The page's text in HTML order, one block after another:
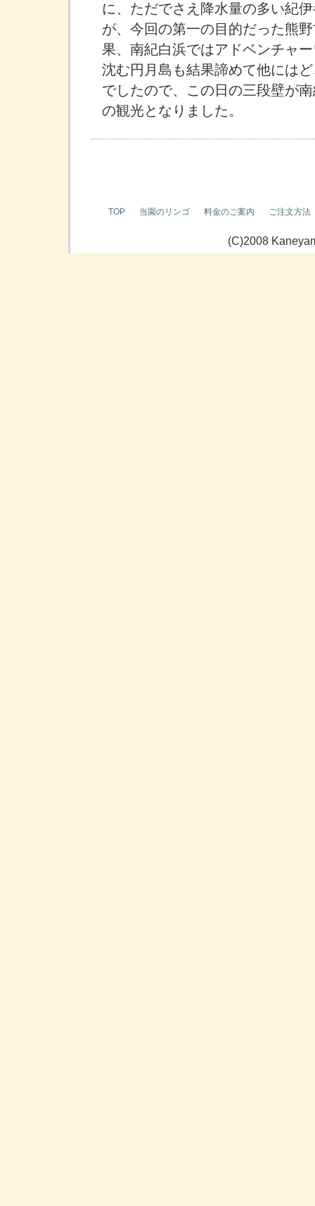
に、ただでさえ降水量の多い紀
が、今回の第一の目的だった熊
果、南紀白浜ではアドベンチャ
沈む円月島も結果諦めて他には
でしたので、この日の三段壁が
の観光となりました。
TOP 当園のリンゴ 料金のご案内 ご注文方法
(C)2008